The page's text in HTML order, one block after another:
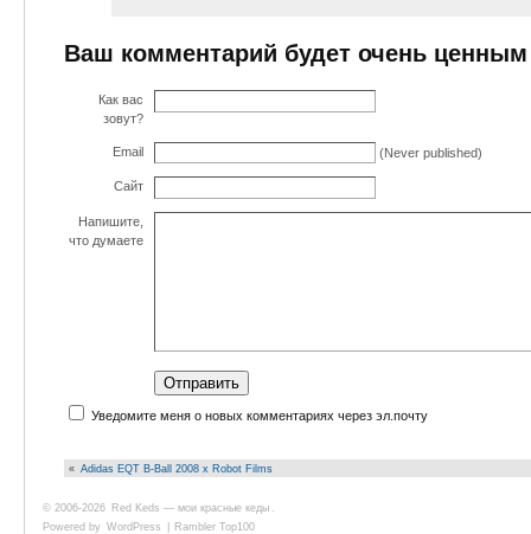
Ваш комментарий будет очень ценным
Как вас
зовут?
Email (Never published)
Сайт
Напишите,
что думаете
Уведомите меня о новых комментариях через эл.почту
« Adidas EQT B-Ball 2008 x Robot Films
© 2006-2026 Red Keds — мои красные кеды
Powered by WordPress Rambler Top100